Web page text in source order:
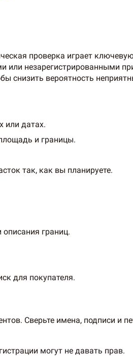
проверка играет
или незарегистрированными
снизить вероятность
или датах.
и границы.
так, как вы планируете.
границ.
для покупателя.
Сверьте имена, подписи и
могут не давать прав.